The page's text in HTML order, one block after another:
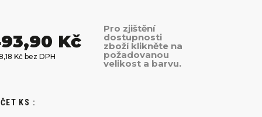
Kč
Kč bez DPH
Pro zjištění
dostupnosti
zboží klikněte na
požadovanou
velikost a barvu.
KS :